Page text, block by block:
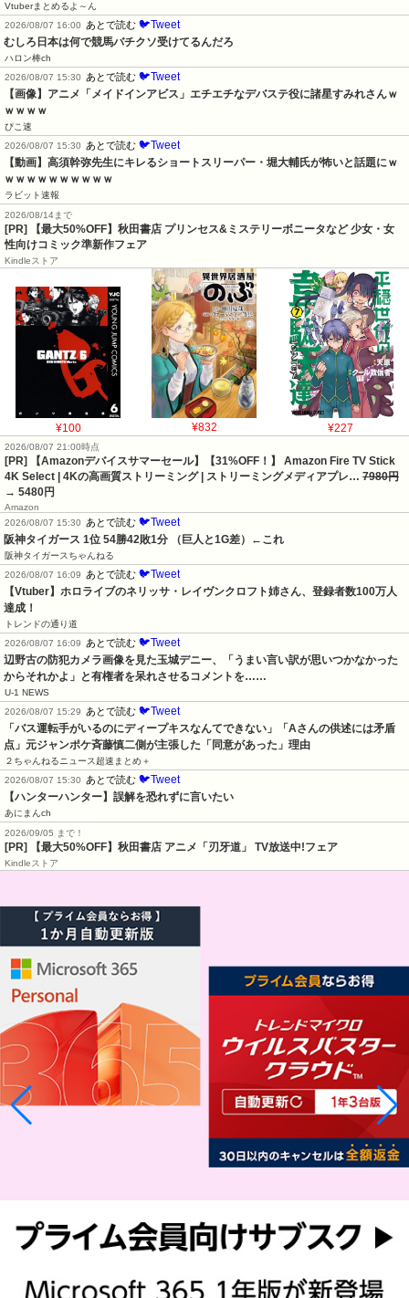
Vtuberまとめるよ～ん
2026/08/07 16:00
あとで読む 🐦Tweet
むしろ日本は何で競馬バチクソ受けてるんだろ
ハロン棒ch
2026/08/07 15:30
あとで読む 🐦Tweet
【画像】アニメ「メイドインアビス」エチエチなデバステ役に諸星すみれさんｗ
ｗｗｗｗ
ぴこ速
2026/08/07 15:30
あとで読む 🐦Tweet
【動画】高須幹弥先生にキレるショートスリーパー・堀大輔氏が怖いと話題にｗ
ｗｗｗｗｗｗｗｗｗｗ
ラビット速報
2026/08/14まで
[PR] 【最大50%OFF】秋田書店 プリンセス&ミステリーボニータなど 少女・女
性向けコミック準新作フェア
Kindleストア
¥100 ¥832 ¥227
2026/08/07 21:00時点
[PR] 【Amazonデバイスサマーセール】【31%OFF！】 Amazon Fire TV Stick
4K Select | 4Kの高画質ストリーミング | ストリーミングメディアプレ… 7980円
→ 5480円
Amazon
2026/08/07 15:30
あとで読む 🐦Tweet
阪神タイガース 1位 54勝42敗1分 （巨人と1G差）←これ
阪神タイガースちゃんねる
2026/08/07 16:09
あとで読む 🐦Tweet
【Vtuber】ホロライブのネリッサ・レイヴンクロフト姉さん、登録者数100万人
達成！
トレンドの通り道
2026/08/07 16:09
あとで読む 🐦Tweet
辺野古の防犯カメラ画像を見た玉城デニー、「うまい言い訳が思いつかなかった
からそれかよ」と有権者を呆れさせるコメントを……
U-1 NEWS
2026/08/07 15:29
あとで読む 🐦Tweet
「バス運転手がいるのにディープキスなんてできない」「Aさんの供述には矛盾
点」元ジャンポケ斉藤慎二側が主張した「同意があった」理由
２ちゃんねるニュース超速まとめ＋
2026/08/07 15:30
あとで読む 🐦Tweet
【ハンターハンター】誤解を恐れずに言いたい
あにまんch
2026/09/05 まで！
[PR] 【最大50%OFF】秋田書店 アニメ「刃牙道」 TV放送中!フェア
Kindleストア